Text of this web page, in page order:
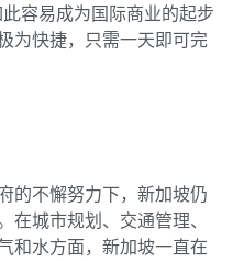
容易成为国际商业的起步
为快捷，只需一天即可完
的不懈努力下，新加坡仍
在城市规划、交通管理、
和水方面，新加坡一直在